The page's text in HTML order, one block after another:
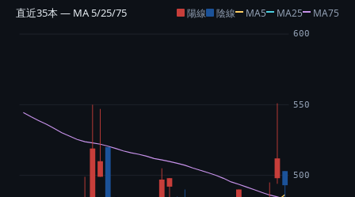
直近35本 — MA 5/25/75 陽線 陰線 MA5 MA25 MA75
500
550
600